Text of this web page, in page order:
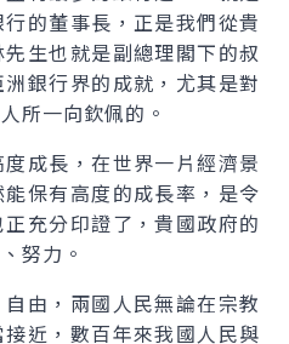
的董事長，正是我們從貴
生也就是副總理閣下的叔
銀行界的成就，尤其是對
所一向欽佩的。
成長，在世界一片經濟景
保有高度的成長率，是令
充分印證了，貴國政府的
努力。
由，兩國人民無論在宗教
近，數百年來我國人民與